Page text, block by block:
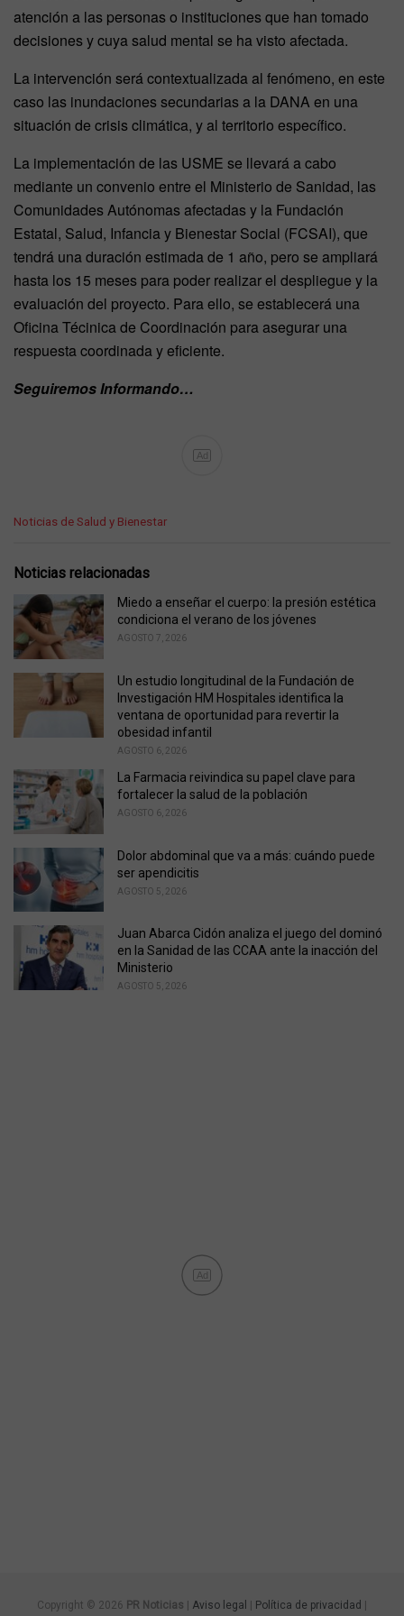
atención a las personas o instituciones que han tomado
decisiones y cuya salud mental se ha visto afectada.
La intervención será contextualizada al fenómeno, en este
caso las inundaciones secundarias a la DANA en una
situación de crisis climática, y al territorio específico.
La implementación de las USME se llevará a cabo
mediante un convenio entre el Ministerio de Sanidad, las
Comunidades Autónomas afectadas y la Fundación
Estatal, Salud, Infancia y Bienestar Social (FCSAI), que
tendrá una duración estimada de 1 año, pero se ampliará
hasta los 15 meses para poder realizar el despliegue y la
evaluación del proyecto. Para ello, se establecerá una
Oficina Técinica de Coordinación para asegurar una
respuesta coordinada y eficiente.
Seguiremos Informando…
Ad
C
e
r
e
Noticias de Salud y Bienestar
Noticias relacionadas
Miedo a enseñar el cuerpo: la presión estética
condiciona el verano de los jóvenes
AGOSTO 7, 2026
Un estudio longitudinal de la Fundación de
Investigación HM Hospitales identifica la
ventana de oportunidad para revertir la
obesidad infantil
AGOSTO 6, 2026
La Farmacia reivindica su papel clave para
fortalecer la salud de la población
AGOSTO 6, 2026
Dolor abdominal que va a más: cuándo puede
ser apendicitis
AGOSTO 5, 2026
Juan Abarca Cidón analiza el juego del dominó
en la Sanidad de las CCAA ante la inacción del
Ministerio
AGOSTO 5, 2026
Ad
Copyright © 2026 PR Noticias Aviso legal Política de privacidad